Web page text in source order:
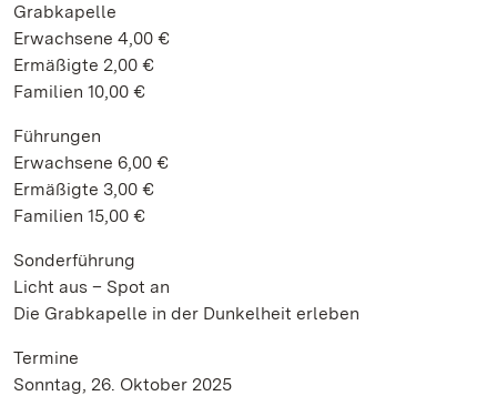
Grabkapelle
Erwachsene 4,00 €
Ermäßigte 2,00 €
Familien 10,00 €
Führungen
Erwachsene 6,00 €
Ermäßigte 3,00 €
Familien 15,00 €
Sonderführung
Licht aus – Spot an
Die Grabkapelle in der Dunkelheit erleben
Termine
Sonntag, 26. Oktober 2025